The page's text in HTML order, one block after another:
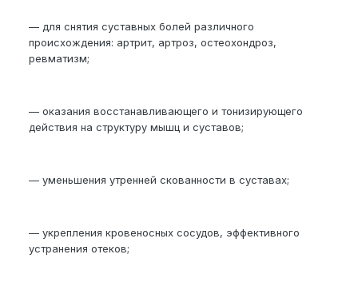
— для снятия суставных болей различного
происхождения: артрит, артроз, остеохондроз,
ревматизм;
— оказания восстанавливающего и тонизирующего
действия на структуру мышц и суставов;
— уменьшения утренней скованности в суставах;
— укрепления кровеносных сосудов, эффективного
устранения отеков;